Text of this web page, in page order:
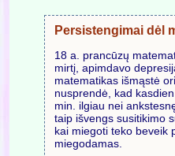
Persistengimai dėl
18 a. prancūzų
mirtį, apimdavo
matematikas išmąstė
nusprendė, kad
min. ilgiau nei
taip išvengs susitikimo
kai miegoti teko beveik
miegodamas.